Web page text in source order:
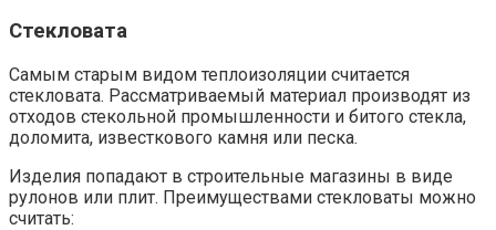
Стекловата
Самым старым видом теплоизоляции считается
стекловата. Рассматриваемый материал производят из
отходов стекольной промышленности и битого стекла,
доломита, известкового камня или песка.
Изделия попадают в строительные магазины в виде
рулонов или плит. Преимуществами стекловаты можно
считать: